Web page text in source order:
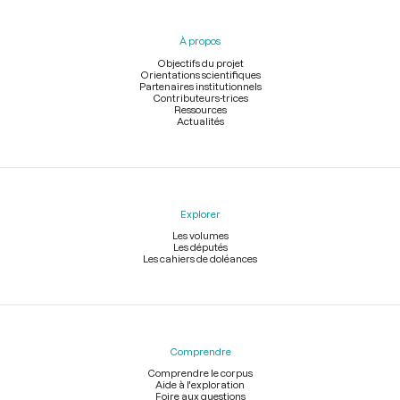
À propos
Objectifs du projet
Orientations scientifiques
Partenaires institutionnels
Contributeurs-trices
Ressources
Actualités
Explorer
Les volumes
Les députés
Les cahiers de doléances
Comprendre
Comprendre le corpus
Aide à l'exploration
Foire aux questions